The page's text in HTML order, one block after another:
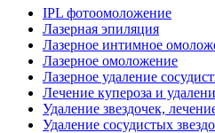
IPL фотоомоложение
Лазерная эпиляция
Лазерное интимное
Лазерное омоложение
Лазерное удаление
Лечение купероза и
Удаление звездочек,
Удаление сосудистых